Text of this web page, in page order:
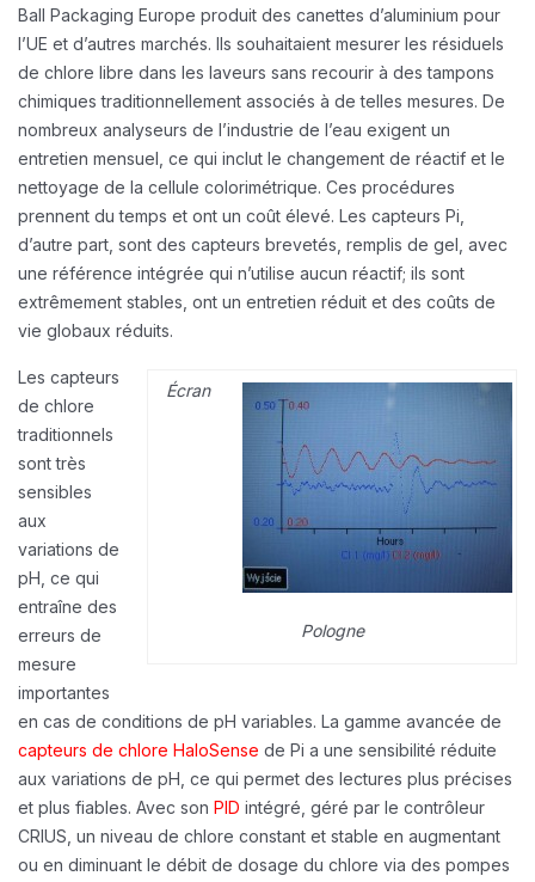
Ball Packaging Europe produit des canettes d’aluminium pour
l’UE et d’autres marchés. Ils souhaitaient mesurer les résiduels
de chlore libre dans les laveurs sans recourir à des tampons
chimiques traditionnellement associés à de telles mesures. De
nombreux analyseurs de l’industrie de l’eau exigent un
entretien mensuel, ce qui inclut le changement de réactif et le
nettoyage de la cellule colorimétrique. Ces procédures
prennent du temps et ont un coût élevé. Les capteurs Pi,
d’autre part, sont des capteurs brevetés, remplis de gel, avec
une référence intégrée qui n’utilise aucun réactif; ils sont
extrêmement stables, ont un entretien réduit et des coûts de
vie globaux réduits.
Écran
Pologne
Les capteurs
de chlore
traditionnels
sont très
sensibles
aux
variations de
pH, ce qui
entraîne des
erreurs de
mesure
importantes
en cas de conditions de pH variables. La gamme avancée de
capteurs de chlore HaloSense de Pi a une sensibilité réduite
aux variations de pH, ce qui permet des lectures plus précises
et plus fiables. Avec son PID intégré, géré par le contrôleur
CRIUS, un niveau de chlore constant et stable en augmentant
ou en diminuant le débit de dosage du chlore via des pompes